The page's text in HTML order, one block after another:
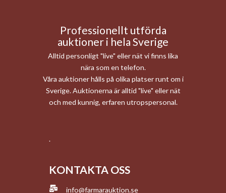
Professionellt utförda
auktioner i hela Sverige
Alltid personligt "live" eller nät vi finns lika
nära som en telefon.
Våra auktioner hålls på olika platser runt om i
Sverige. Auktionerna är alltid "live" eller nät
och med kunnig, erfaren utropspersonal.
.
KONTAKTA OSS
info@farmarauktion.se